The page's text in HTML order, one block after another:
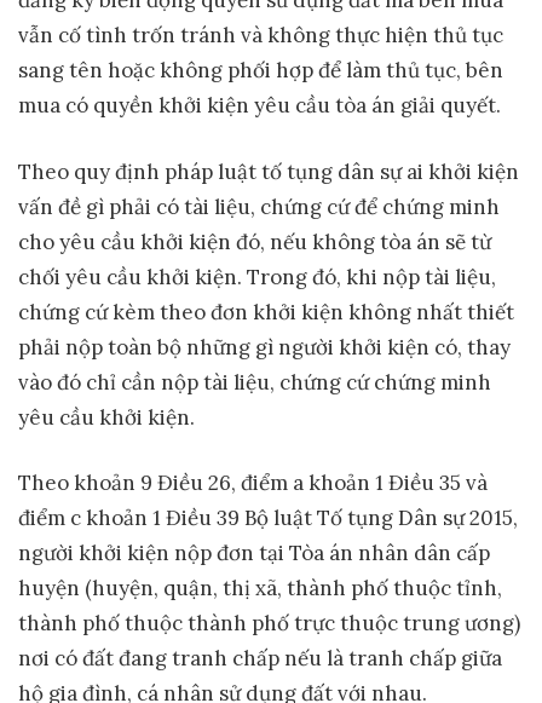
vẫn cố tình trốn tránh và không thực hiện thủ tục
sang tên hoặc không phối hợp để làm thủ tục, bên
mua có quyền khởi kiện yêu cầu tòa án giải quyết.
Theo quy định pháp luật tố tụng dân sự ai khởi kiện
vấn đề gì phải có tài liệu, chứng cứ để chứng minh
cho yêu cầu khởi kiện đó, nếu không tòa án sẽ từ
chối yêu cầu khởi kiện. Trong đó, khi nộp tài liệu,
chứng cứ kèm theo đơn khởi kiện không nhất thiết
phải nộp toàn bộ những gì người khởi kiện có, thay
vào đó chỉ cần nộp tài liệu, chứng cứ chứng minh
yêu cầu khởi kiện.
Theo khoản 9 Điều 26, điểm a khoản 1 Điều 35 và
điểm c khoản 1 Điều 39 Bộ luật Tố tụng Dân sự 2015,
người khởi kiện nộp đơn tại Tòa án nhân dân cấp
huyện (huyện, quận, thị xã, thành phố thuộc tỉnh,
thành phố thuộc thành phố trực thuộc trung ương)
nơi có đất đang tranh chấp nếu là tranh chấp giữa
hộ gia đình, cá nhân sử dụng đất với nhau.